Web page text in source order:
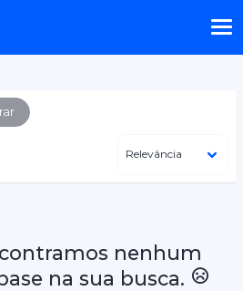
nenhum
na sua busca.